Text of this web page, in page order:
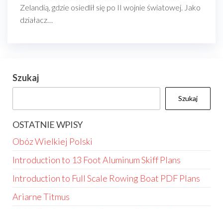
Zelandią, gdzie osiedlił się po II wojnie światowej. Jako
działacz…
Szukaj
Szukaj
OSTATNIE WPISY
Obóz Wielkiej Polski
Introduction to 13 Foot Aluminum Skiff Plans
Introduction to Full Scale Rowing Boat PDF Plans
Ariarne Titmus